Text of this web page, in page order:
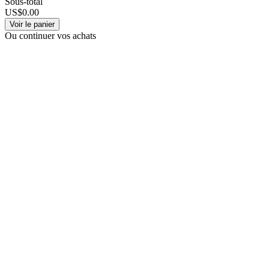
US$0.00
Voir le panier
Ou continuer vos achats